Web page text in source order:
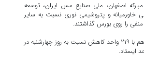
اصفهان، ملی صنایع مس ایران، توسعه
خاورمیانه و پتروشیمی نوری نسبت به سایر
منفی را روی بورس گذاشتند.
شاخص کل فرابورس هم با ۲۱۹ واحد کاهش نسبت به روز چهارشنبه در